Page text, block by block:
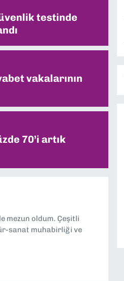
testinde
vakalarının
70’i artık
mezun oldum. Çeşitli
sanat muhabirliği ve